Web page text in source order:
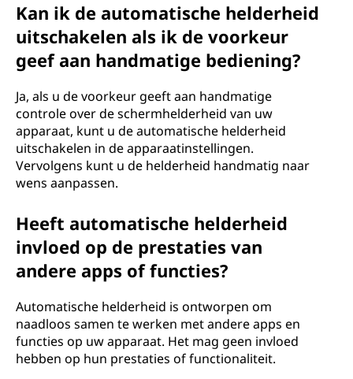
Kan ik de automatische helderheid
uitschakelen als ik de voorkeur
geef aan handmatige bediening?
Ja, als u de voorkeur geeft aan handmatige
controle over de schermhelderheid van uw
apparaat, kunt u de automatische helderheid
uitschakelen in de apparaatinstellingen.
Vervolgens kunt u de helderheid handmatig naar
wens aanpassen.
Heeft automatische helderheid
invloed op de prestaties van
andere apps of functies?
Automatische helderheid is ontworpen om
naadloos samen te werken met andere apps en
functies op uw apparaat. Het mag geen invloed
hebben op hun prestaties of functionaliteit.